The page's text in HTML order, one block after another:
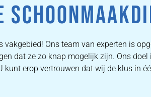
PRIJZEN
vakgebied! Ons team van experten is
dat ze zo knap mogelijk zijn. Ons
kunt erop vertrouwen dat wij de klus in